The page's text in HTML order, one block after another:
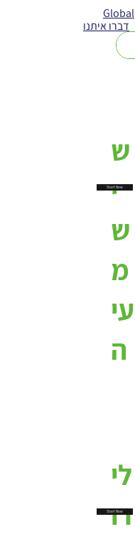
Global
דברו איתנו
ש
י
ש
מ
עי
ה
Start Now
לי
רו
Start Now